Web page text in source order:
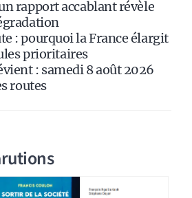
rapport accablant révèle
: pourquoi la France élargit
prioritaires
: samedi 8 août 2026
routes